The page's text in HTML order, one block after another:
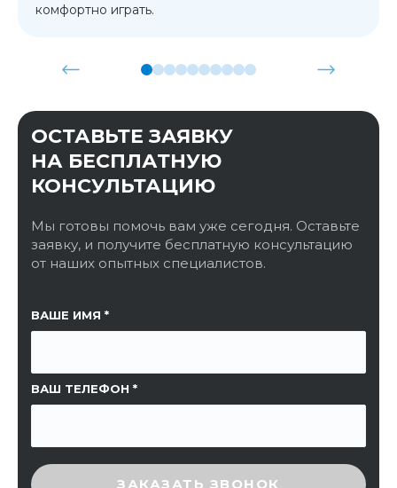
комфортно играть.
ОСТАВЬТЕ ЗАЯВКУ
НА БЕСПЛАТНУЮ
КОНСУЛЬТАЦИЮ
Мы готовы помочь вам уже сегодня. Оставьте
заявку, и получите бесплатную консультацию
от наших опытных специалистов.
ВАШЕ ИМЯ
ВАШ ТЕЛЕФОН
ССЫЛКА НА СТРАНИЦУ
ВВЕДИТЕ ПРОВЕРОЧНЫЙ КОД
ЗАКАЗАТЬ ЗВОНОК